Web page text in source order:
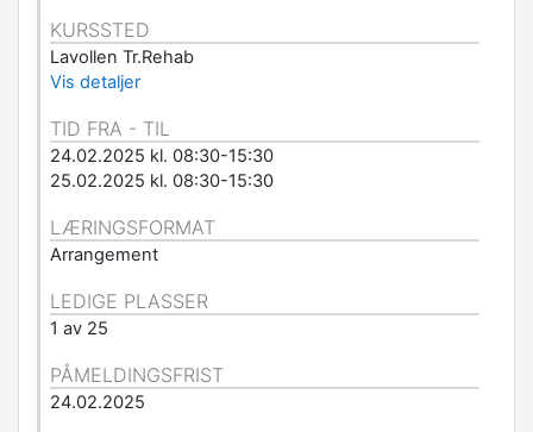
KURSSTED
Lavollen Tr.Rehab
Vis detaljer
TID FRA - TIL
24.02.2025 kl. 08:30-15:30
25.02.2025 kl. 08:30-15:30
LÆRINGSFORMAT
Arrangement
LEDIGE PLASSER
1 av 25
PÅMELDINGSFRIST
24.02.2025